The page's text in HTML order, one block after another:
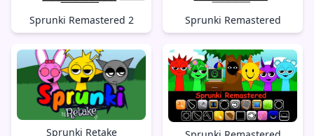
Sprunki Remastered 2 Sprunki Remastered
Sprunki Retake